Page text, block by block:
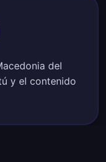
del
y el contenido